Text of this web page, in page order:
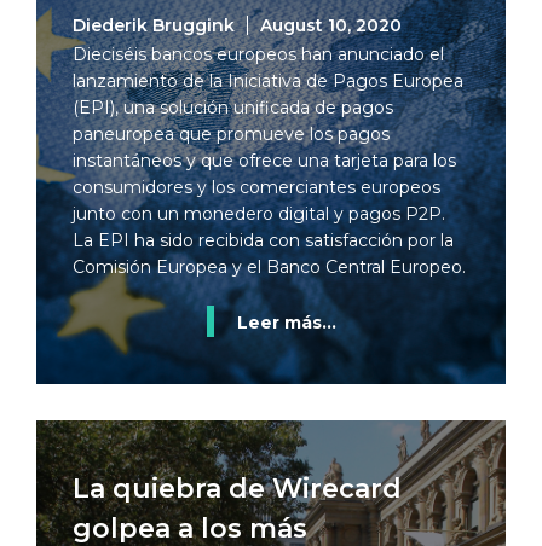
Diederik Bruggink
August 10, 2020
Dieciséis bancos europeos han anunciado el
lanzamiento de la Iniciativa de Pagos Europea
(EPI), una solución unificada de pagos
paneuropea que promueve los pagos
instantáneos y que ofrece una tarjeta para los
consumidores y los comerciantes europeos
junto con un monedero digital y pagos P2P.
La EPI ha sido recibida con satisfacción por la
Comisión Europea y el Banco Central Europeo.
Leer más...
La quiebra de Wirecard
golpea a los más